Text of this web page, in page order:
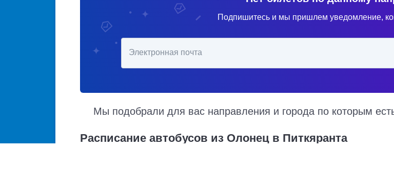
Подпишитесь и мы пришлем уведомление,
Электронная почта
Мы подобрали для вас направления и города по которым
Расписание автобусов из Олонец в Питкяранта